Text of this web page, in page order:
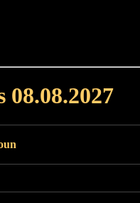
08.08.2027